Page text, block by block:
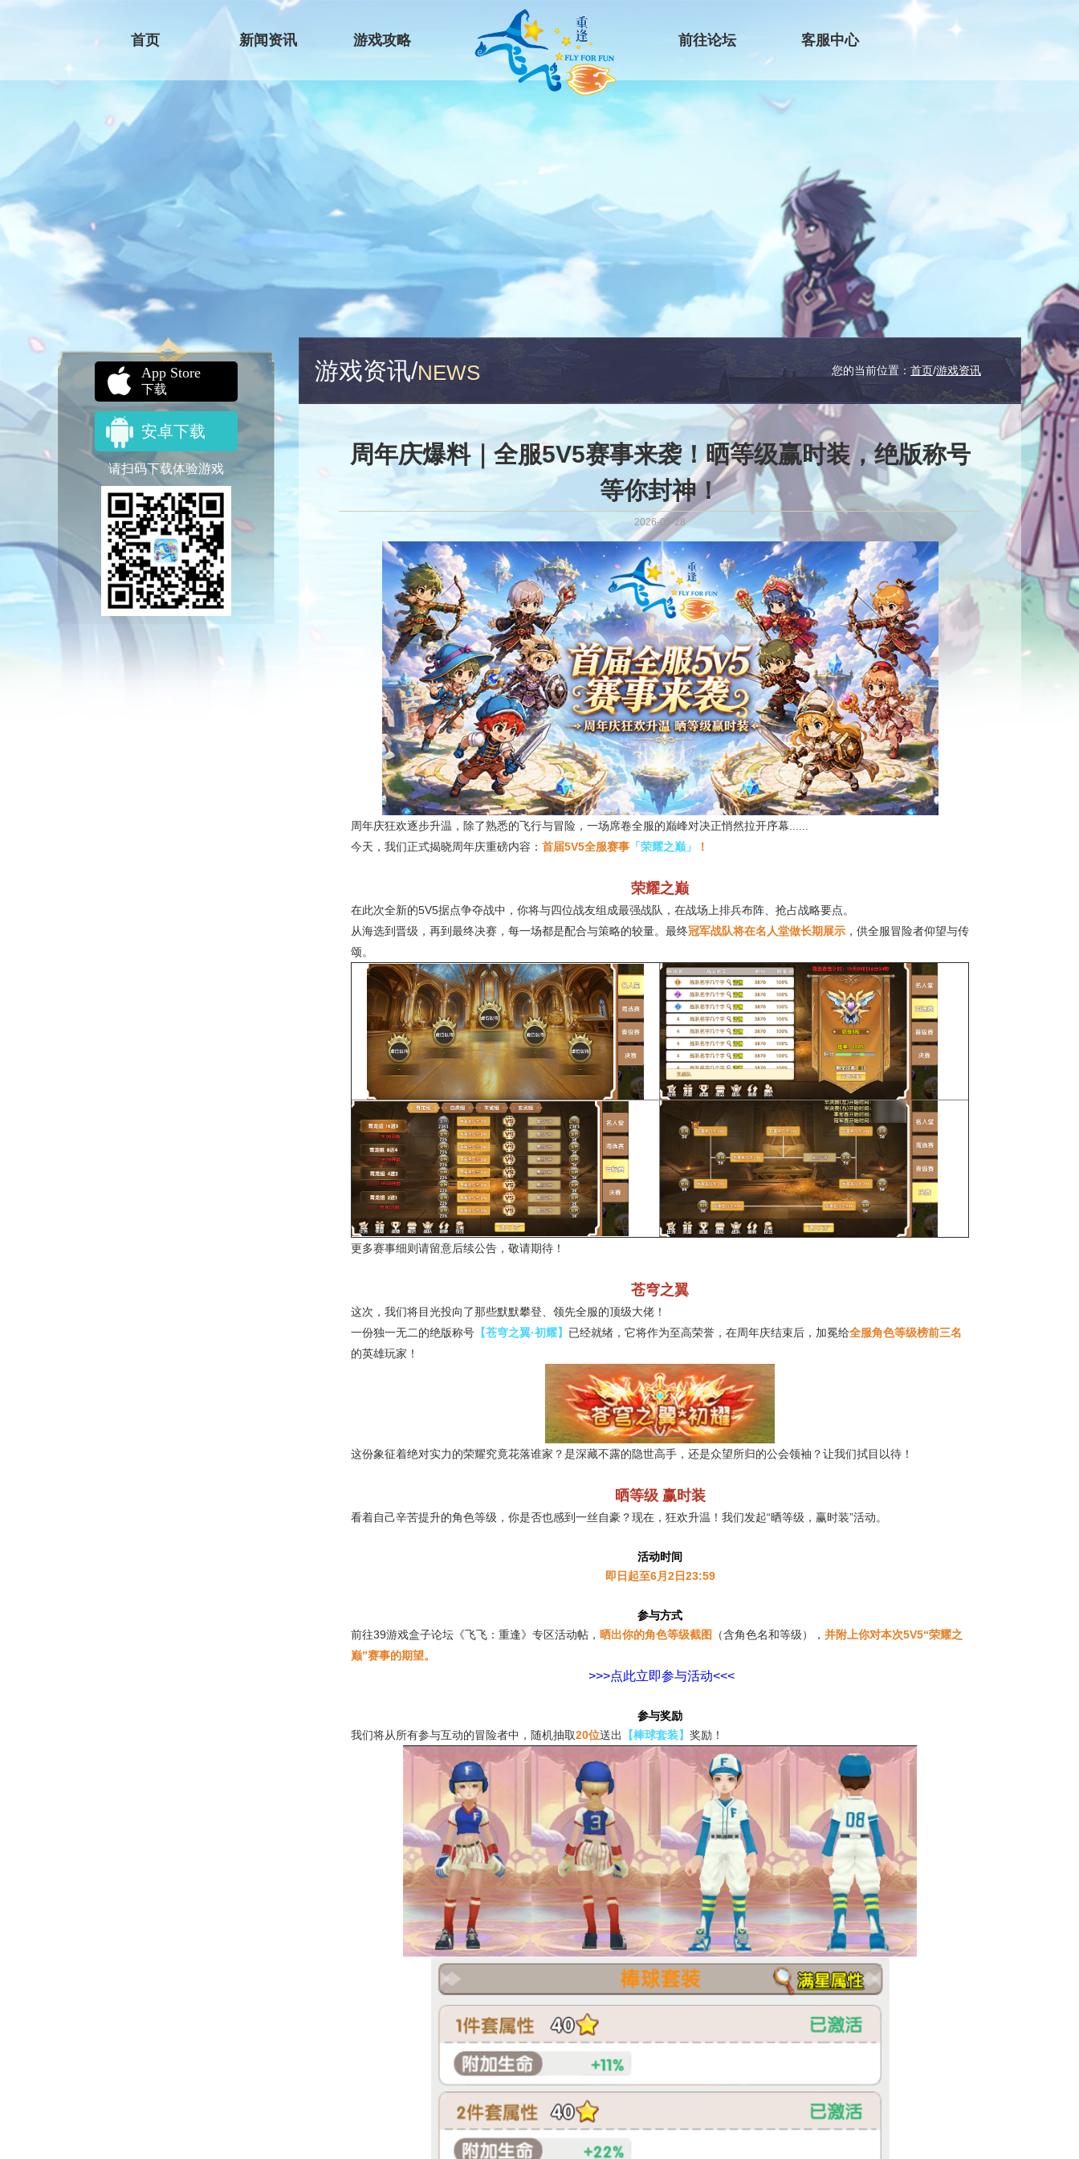
首页 新闻资讯 游戏攻略 前往论坛 客服中心
App Store
下载
安卓下载
请扫码下载体验游戏
游戏资讯/NEWS 您的当前位置： 首页/游戏资讯
周年庆爆料｜全服5V5赛事来袭！晒等级赢时装，绝版称号
等你封神！
2026-05-28
周年庆狂欢逐步升温，除了熟悉的飞行与冒险，一场席卷全服的巅峰对决正悄然拉开序幕......
今天，我们正式揭晓周年庆重磅内容： 首届5V5全服赛事 「荣耀之巅」 ！
荣耀之巅
在此次全新的5V5据点争夺战中，你将与四位战友组成最强战队，在战场上排兵布阵、抢占战略要点。
从海选到晋级，再到最终决赛，每一场都是配合与策略的较量。最终冠军战队将在名人堂做长期展示 ，供全服冒险者仰望与传
颂。
更多赛事细则请留意后续公告，敬请期待！
苍穹之翼
这次，我们将目光投向了那些默默攀登、领先全服的顶级大佬！
一份独一无二的绝版称号 【苍穹之翼·初耀】 已经就绪，它将作为至高荣誉，在周年庆结束后，加冕给全服角色等级榜前三名
的英雄玩家！
这份象征着绝对实力的荣耀究竟花落谁家？是深藏不露的隐世高手，还是众望所归的公会领袖？让我们拭目以待！
晒等级 赢时装
看着自己辛苦提升的角色等级，你是否也感到一丝自豪？现在，狂欢升温！我们发起“晒等级，赢时装”活动。
活动时间
即日起至6月2日23:59
参与方式
前往39游戏盒子论坛《飞飞：重逢》专区活动帖， 晒出你的角色等级截图 （含角色名和等级）， 并附上你对本次5V5“荣耀之
巅”赛事的期望。
>>>点此立即参与活动<<<
参与奖励
我们将从所有参与互动的冒险者中，随机抽取20位送出 【棒球套装】 奖励！